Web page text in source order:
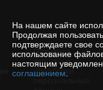
На нашем сайте
Продолжая
подтверждаете свое
использование
настоящим
соглашением
Политика
защиты и
обработки